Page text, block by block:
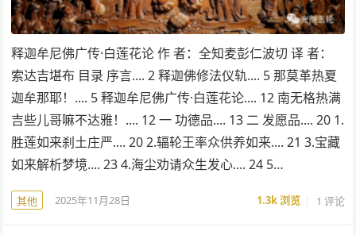
释迦牟尼佛广传·白莲花论 作 者：全知麦彭仁波切 译 者：
索达吉堪布 目录 序言.... 2 释迦佛修法仪轨.... 5 那莫革热夏
迦牟那耶！.... 5 释迦牟尼佛广传·白莲花论.... 12 南无格热满
吉些儿哥嘛不达雅！.... 12 一 功德品.... 13 二 发愿品.... 20 1.
胜莲如来刹土庄严.... 20 2.辐轮王率众供养如来.... 21 3.宝藏
如来解析梦境.... 23 4.海尘劝请众生发心.... 24 5…
其他 2025年11月28日 1.3k浏览 1 评论